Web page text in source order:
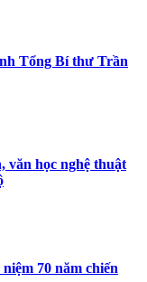
Tổng Bí thư Trần
văn học nghệ thuật
70 năm chiến